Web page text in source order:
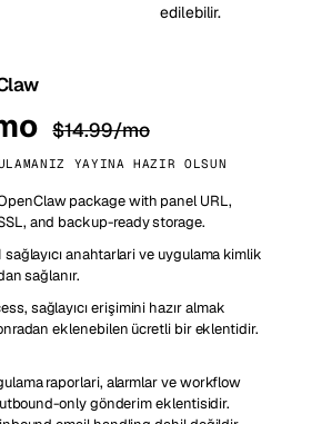
edilebilir.
$14.99/mo
YAYINA HAZIR OLSUN
package with panel URL,
and backup-ready storage.
sağlayıcı anahtarlari ve uygulama kimlik
sağlanır.
sağlayıcı erişimini hazır almak
eklenebilen ücretli bir eklentidir.
raporlari, alarmlar ve workflow
only gönderim eklentisidir.